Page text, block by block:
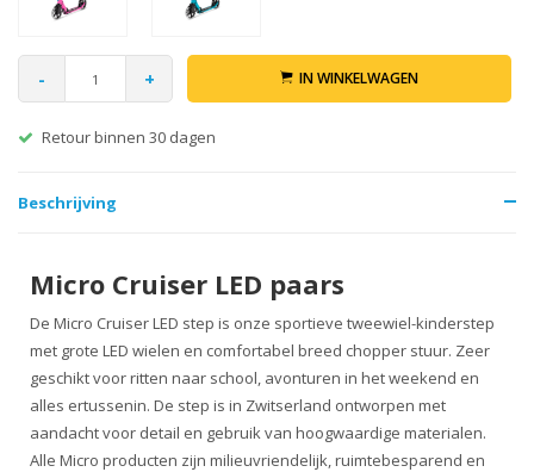
- + IN WINKELWAGEN
Gratis verzending vanaf €60
Beschrijving
Micro Cruiser LED paars
De Micro Cruiser LED step is onze sportieve tweewiel-kinderstep
met grote LED wielen en comfortabel breed chopper stuur. Zeer
geschikt voor ritten naar school, avonturen in het weekend en
alles ertussenin. De step is in Zwitserland ontworpen met
aandacht voor detail en gebruik van hoogwaardige materialen.
Alle Micro producten zijn milieuvriendelijk, ruimtebesparend en